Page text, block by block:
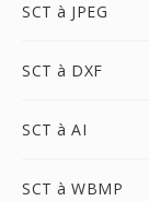
SCT à JPEG
SCT à DXF
SCT à AI
SCT à WBMP